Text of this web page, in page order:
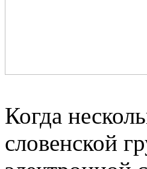
Когда
словенской